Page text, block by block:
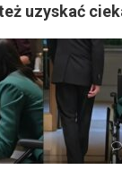
uzyskać